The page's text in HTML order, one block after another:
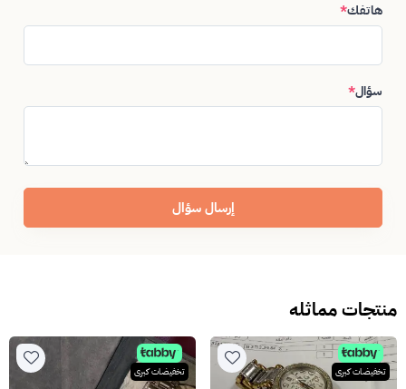
هاتفك*
سؤال*
إرسال سؤال
منتجات مماثله
تخفيضات كبرى تخفيضات كبرى